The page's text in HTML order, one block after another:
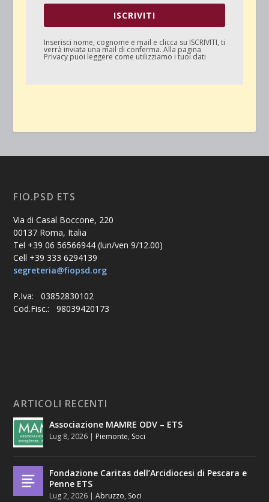
ISCRIVITI
Inserisci nome, cognome e mail e clicca su ISCRIVITI, ti
verrà inviata una mail di conferma. Alla pagina
Privacypuoi leggere come utilizziamo i tuoi dati
FIO.PSD ETS
Via di Casal Boccone, 220
00137 Roma, Italia
Tel +39 06 56566944 (lun/ven 9/12.00)
Cell +39 333 6294139
segreteria@fiopsd.org
P.Iva: 03852830102
Cod.Fisc.: 98039420173
ARTICOLI RECENTI
Associazione MAMRE ODV – ETS
Lug 8, 2026 | Piemonte, Soci
Fondazione Caritas dell’Arcidiocesi di Pescara e
Penne ETS
Lug 2, 2026 |Abruzzo, Soci